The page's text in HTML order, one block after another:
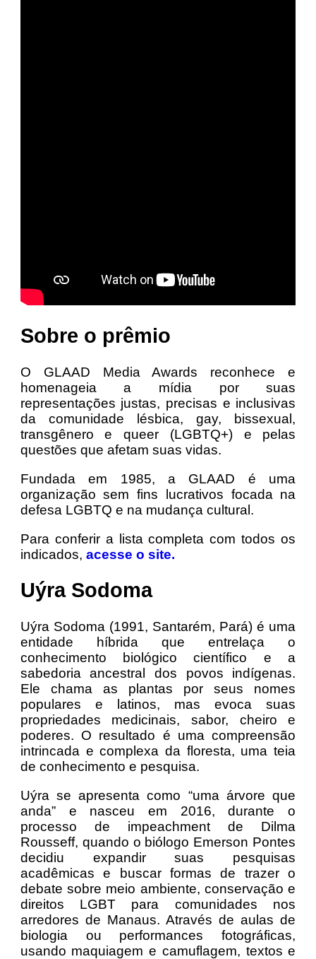
Sobre o prêmio
O GLAAD Media Awards reconhece e
homenageia a mídia por suas
representações justas, precisas e inclusivas
da comunidade lésbica, gay, bissexual,
transgênero e queer (LGBTQ+) e pelas
questões que afetam suas vidas.
Fundada em 1985, a GLAAD é uma
organização sem fins lucrativos focada na
defesa LGBTQ e na mudança cultural.
Para conferir a lista completa com todos os
indicados, acesse o site.
Uýra Sodoma
Uýra Sodoma (1991, Santarém, Pará) é uma
entidade híbrida que entrelaça o
conhecimento biológico científico e a
sabedoria ancestral dos povos indígenas.
Ele chama as plantas por seus nomes
populares e latinos, mas evoca suas
propriedades medicinais, sabor, cheiro e
poderes. O resultado é uma compreensão
intrincada e complexa da floresta, uma teia
de conhecimento e pesquisa.
Uýra se apresenta como “uma árvore que
anda” e nasceu em 2016, durante o
processo de impeachment de Dilma
Rousseff, quando o biólogo Emerson Pontes
decidiu expandir suas pesquisas
acadêmicas e buscar formas de trazer o
debate sobre meio ambiente, conservação e
direitos LGBT para comunidades nos
arredores de Manaus. Através de aulas de
biologia ou performances fotográficas,
usando maquiagem e camuflagem, textos e